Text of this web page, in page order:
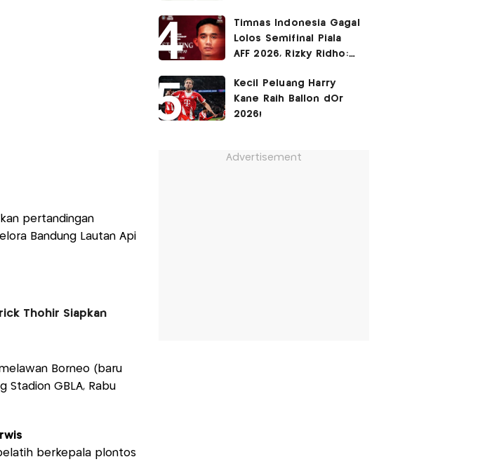
pertandingan
Bandung Lautan Api
Thohir Siapkan
Borneo (baru
Stadion GBLA, Rabu
berkepala plontos
Timnas Indonesia Gagal
Lolos Semifinal Piala
AFF 2026, Rizky Ridho:
Kecil Peluang Harry
Kane Raih Ballon dOr
2026!
Advertisement